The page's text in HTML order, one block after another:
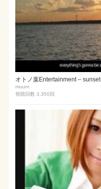
オトノ葉Entertainment – sunset
muum
視聴回数 3,350 回